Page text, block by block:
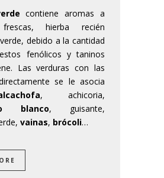
contiene aromas a
hierba recién
debido a la cantidad
fenólicos y taninos
Las verduras con las
se le asocia
, achicoria,
blanco, guisante,
vainas, brócoli…